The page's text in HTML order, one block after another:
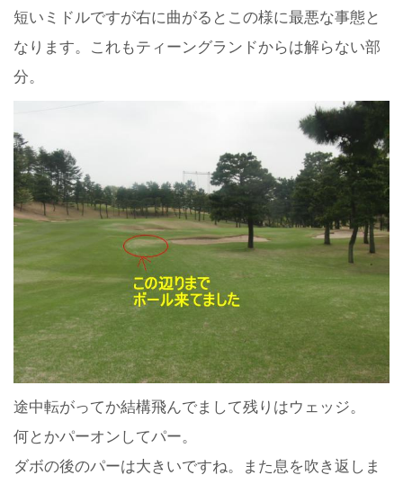
短いミドルですが右に曲がるとこの様に最悪な事態と
なります。これもティーングランドからは解らない部
分。
途中転がってか結構飛んでまして残りはウェッジ。
何とかパーオンしてパー。
ダボの後のパーは大きいですね。また息を吹き返しま